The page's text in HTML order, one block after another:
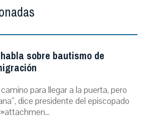
sobre bautismo de
para llegar a la puerta, pero
dice presidente del episcopado